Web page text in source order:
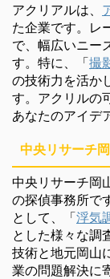
アクリアルは、
た企業です。レ
で、幅広いニー
す。特に、「撮
の技術力を活か
す。アクリルの
あなたのアイデ
中央リサーチ
中央リサーチ岡
の探偵事務所で
として、「浮気
とした様々な調
技術と地元岡山
業の問題解決に